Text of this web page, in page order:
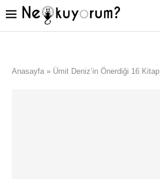
Anasayfa » Ümit Deniz’in Önerdiği 16 Kitap